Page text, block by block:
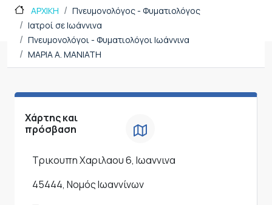
ΑΡΧΙΚΗ
Πνευμονολόγος - Φυματιολόγος
Ιατροί σε Ιωάννινα
Πνευμονολόγοι - Φυματιολόγοι Ιωάννινα
ΜΑΡΙΑ Α. ΜΑΝΙΑΤΗ
Χάρτης και
πρόσβαση
Τρικουπη Χαριλαου 6, Ιωαννινα
45444, Νομός Ιωαννίνων